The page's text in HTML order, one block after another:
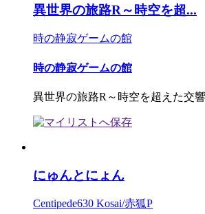
異世界の旅路R～時空を超...
時の静寂ゲームの館
時の静寂ゲームの館
異世界の旅路R～時空を超えた交
にゅんとにょん
Centipede630 Kosai/赤狐P